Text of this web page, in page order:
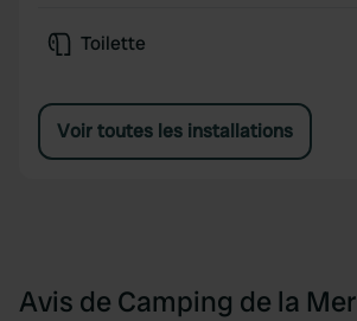
Toilette
Voir toutes les installations
Avis de Camping de la Mer